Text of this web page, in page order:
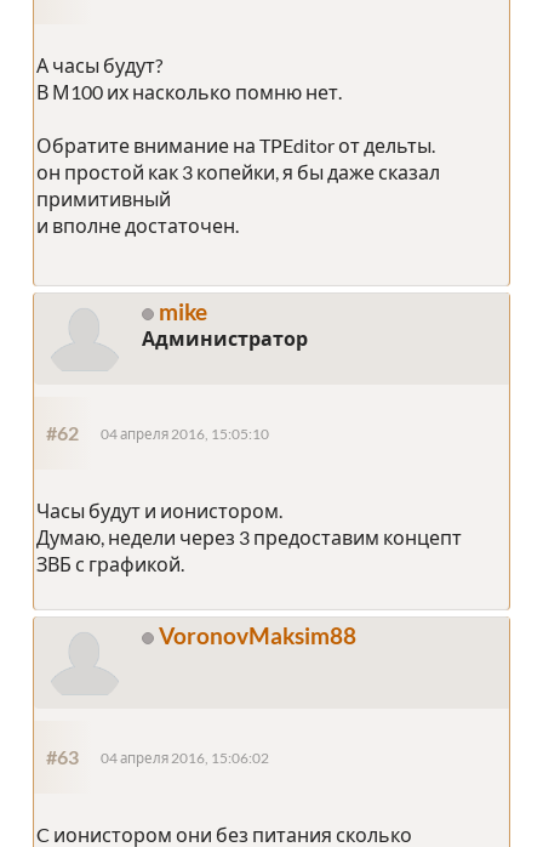
А часы будут?
В М100 их насколько помню нет.
Обратите внимание на TPEditor от дельты.
он простой как 3 копейки, я бы даже сказал
примитивный
и вполне достаточен.
mike
Администратор
#62 04 апреля 2016, 15:05:10
Часы будут и ионистором.
Думаю, недели через 3 предоставим концепт
ЗВБ с графикой.
VoronovMaksim88
#63 04 апреля 2016, 15:06:02
C ионистором они без питания сколько